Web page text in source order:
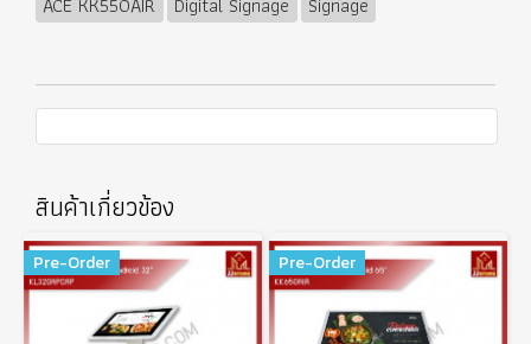
สินค้าเกี่ยวข้อง
Pre-Order Pre-Order